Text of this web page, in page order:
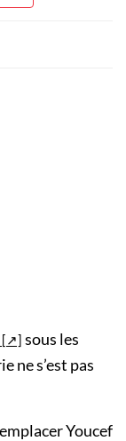
sous les
ne s’est pas
Youcef